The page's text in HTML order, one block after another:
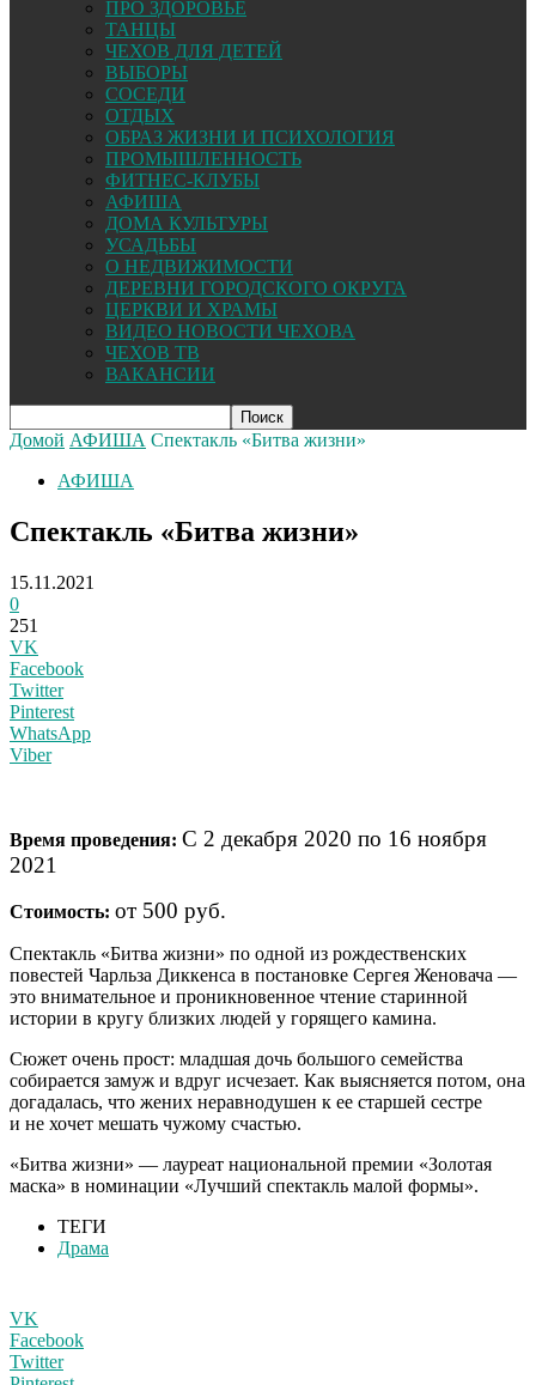
ПРО ЗДОРОВЬЕ
ТАНЦЫ
ЧЕХОВ ДЛЯ ДЕТЕЙ
ВЫБОРЫ
СОСЕДИ
ОТДЫХ
ОБРАЗ ЖИЗНИ И ПСИХОЛОГИЯ
ПРОМЫШЛЕННОСТЬ
ФИТНЕС-КЛУБЫ
АФИША
ДОМА КУЛЬТУРЫ
УСАДЬБЫ
О НЕДВИЖИМОСТИ
ДЕРЕВНИ ГОРОДСКОГО ОКРУГА
ЦЕРКВИ И ХРАМЫ
ВИДЕО НОВОСТИ ЧЕХОВА
ЧЕХОВ ТВ
ВАКАНСИИ
Домой АФИША Спектакль «Битва жизни»
АФИША
Спектакль «Битва жизни»
15.11.2021
0
251
VK
Facebook
Twitter
Pinterest
WhatsApp
Viber
Время проведения: С 2 декабря 2020 по 16 ноября
2021
Стоимость: от 500 руб.
Спектакль «Битва жизни» по одной из рождественских
повестей Чарльза Диккенса в постановке Сергея Женовача —
это внимательное и проникновенное чтение старинной
истории в кругу близких людей у горящего камина.
Сюжет очень прост: младшая дочь большого семейства
собирается замуж и вдруг исчезает. Как выясняется потом, она
догадалась, что жених неравнодушен к ее старшей сестре
и не хочет мешать чужому счастью.
«Битва жизни» — лауреат национальной премии «Золотая
маска» в номинации «Лучший спектакль малой формы».
ТЕГИ
Драма
VK
Facebook
Twitter